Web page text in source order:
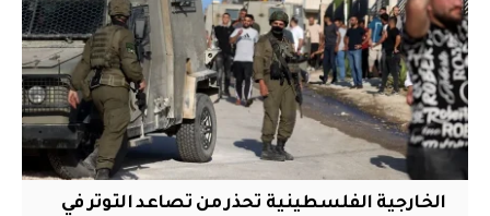
الخارجية الفلسطينية تحذر من تصاعد التوتر في